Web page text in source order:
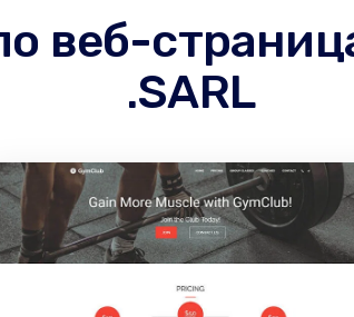
веб-
.SARL